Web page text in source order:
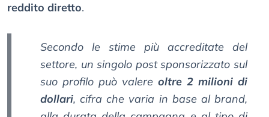
reddito diretto.
Secondo le stime più accreditate del
settore, un singolo post sponsorizzato sul
suo profilo può valere oltre 2 milioni di
dollari, cifra che varia in base al brand,